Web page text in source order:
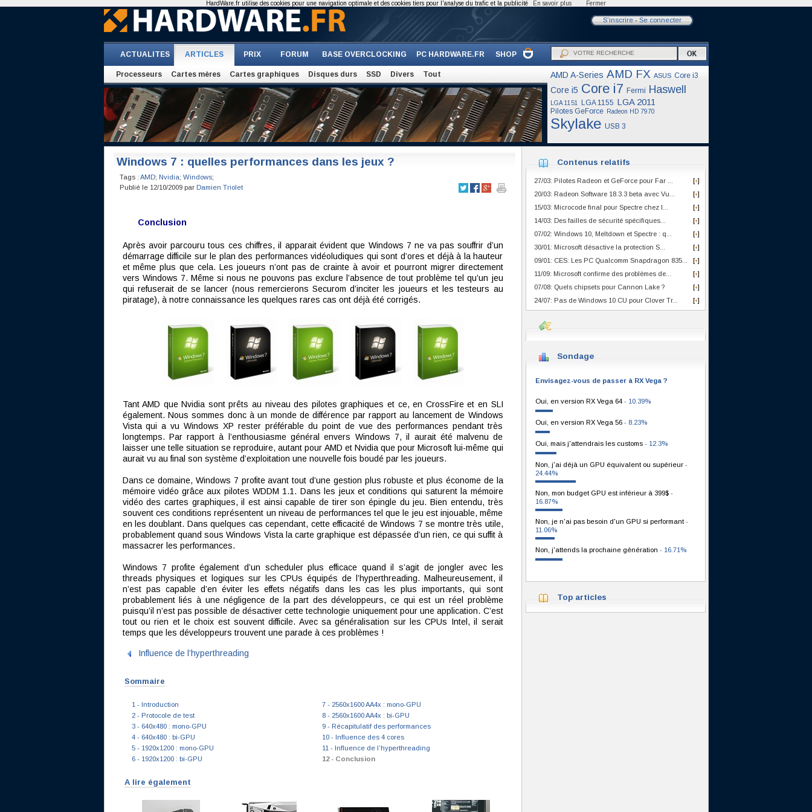
S'inscrire- Se connecter
ACTUALITES ARTICLES PRIX FORUM BASE OVERCLOCKING PC HARDWARE.FR SHOP
Processeurs Cartes mères Cartes graphiques Disques durs SSD Divers Tout AMD A-Series AMD FX ASUS Core i3
Core i5 Core i7 Fermi Haswell
LGA 1151 LGA 1155 LGA 2011
Pilotes GeForce Radeon HD 7970
Skylake USB 3
Windows 7 : quelles performances dans les jeux ?
Tags : AMD; Nvidia; Windows;
Publié le 12/10/2009 par Damien Triolet
Conclusion
Après avoir parcouru tous ces chiffres, il apparait évident que Windows 7 ne va pas souffrir d’un
démarrage difficile sur le plan des performances vidéoludiques qui sont d’ores et déjà à la hauteur
et même plus que cela. Les joueurs n’ont pas de crainte à avoir et pourront migrer directement
vers Windows 7. Même si nous ne pouvons pas exclure l’absence de tout problème tel qu’un jeu
qui refuserait de se lancer (nous remercierons Securom d’inciter les joueurs et les testeurs au
piratage), à notre connaissance les quelques rares cas ont déjà été corrigés.
Tant AMD que Nvidia sont prêts au niveau des pilotes graphiques et ce, en CrossFire et en SLI
également. Nous sommes donc à un monde de différence par rapport au lancement de Windows
Vista qui a vu Windows XP rester préférable du point de vue des performances pendant très
longtemps. Par rapport à l’enthousiasme général envers Windows 7, il aurait été malvenu de
laisser une telle situation se reproduire, autant pour AMD et Nvidia que pour Microsoft lui-même qui
aurait vu au final son système d’exploitation une nouvelle fois boudé par les joueurs.
Dans ce domaine, Windows 7 profite avant tout d’une gestion plus robuste et plus économe de la
mémoire vidéo grâce aux pilotes WDDM 1.1. Dans les jeux et conditions qui saturent la mémoire
vidéo des cartes graphiques, il est ainsi capable de tirer son épingle du jeu. Bien entendu, très
souvent ces conditions représentent un niveau de performances tel que le jeu est injouable, même
en les doublant. Dans quelques cas cependant, cette efficacité de Windows 7 se montre très utile,
probablement quand sous Windows Vista la carte graphique est dépassée d’un rien, ce qui suffit à
massacrer les performances.
Windows 7 profite également d’un scheduler plus efficace quand il s’agit de jongler avec les
threads physiques et logiques sur les CPUs équipés de l’hyperthreading. Malheureusement, il
n’est pas capable d’en éviter les effets négatifs dans les cas les plus importants, qui sont
probablement liés à une négligence de la part des développeurs, ce qui est un réel problème
puisqu’il n’est pas possible de désactiver cette technologie uniquement pour une application. C’est
tout ou rien et le choix est souvent difficile. Avec sa généralisation sur les CPUs Intel, il serait
temps que les développeurs trouvent une parade à ces problèmes !
Influence de l’hyperthreading
Sommaire
1 - Introduction
2 - Protocole de test
3 - 640x480 : mono-GPU
4 - 640x480 : bi-GPU
5 - 1920x1200 : mono-GPU
6 - 1920x1200 : bi-GPU
7 - 2560x1600 AA4x : mono-GPU
8 - 2560x1600 AA4x : bi-GPU
9 - Récapitulatif des performances
10 - Influence des 4 cores
11 - Influence de l’hyperthreading
12 - Conclusion
A lire également
Contenus relatifs
[+]
27/03: Pilotes Radeon et GeForce pour Far ...
[+]
20/03: Radeon Software 18.3.3 beta avec Vu...
[+]
15/03: Microcode final pour Spectre chez I...
[+]
14/03: Des failles de sécurité spécifiques...
[+]
07/02: Windows 10, Meltdown et Spectre : q...
[+]
30/01: Microsoft désactive la protection S...
[+]
09/01: CES: Les PC Qualcomm Snapdragon 835...
[+]
11/09: Microsoft confirme des problèmes de...
[+]
07/08: Quels chipsets pour Cannon Lake ?
[+]
24/07: Pas de Windows 10 CU pour Clover Tr...
Sondage
Envisagez-vous de passer à RX Vega ?
Oui, en version RX Vega 64 - 10.39%
Oui, en version RX Vega 56 - 8.23%
Oui, mais j'attendrais les customs - 12.3%
Non, j'ai déjà un GPU équivalent ou supérieur -
24.44%
Non, mon budget GPU est inférieur à 399$ -
16.87%
Non, je n'ai pas besoin d'un GPU si performant -
11.06%
Non, j'attends la prochaine génération - 16.71%
Top articles
HardWare.fr utilise des cookies pour une navigation optimale et des cookies tiers pour l'analyse du trafic et la publicité En savoir plus Fermer